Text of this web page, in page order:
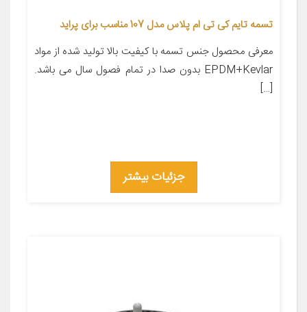
تسمه تایم کی تی ام پلاس مدل 107 مناسب برای پراید
معرفی محصول جنس تسمه با کیفیت بالا تولید شده از مواد
EPDM+Kevlar بدون صدا در تمام فصول سال می باشد.
[…]
جزئیات بیشتر